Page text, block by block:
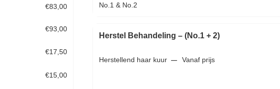
€83,00
€93,00
€17,50
€15,00
No.1 & No.2
Herstel Behandeling – (No.1 + 2)
Herstellend haar kuur — Vanaf prijs